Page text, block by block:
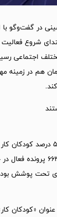
مختلف
هم در زمینه
وی با تاکید بر اینکه
«کودکان